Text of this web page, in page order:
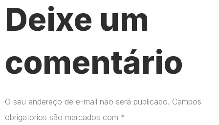
Deixe um
comentário
O seu endereço de e-mail não será publicado. Campos
obrigatórios são marcados com *